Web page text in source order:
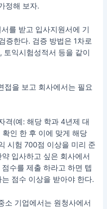
정해 보자.
를 받고 입사지원서에 기
증한다. 검증 방법은 1차로
토익시험성적서 등을 같이
접을 보고 회사에서는 필요
격(예: 해당 학과 4년제 대
인 한 후 이에 맞게 해당
시험 700점 이상을 미리 준
입사하고 싶은 회사에서
수를 제출 하라고 하면 텝
점수 이상을 받아야 한다.
소 기업에서는 원청사에서